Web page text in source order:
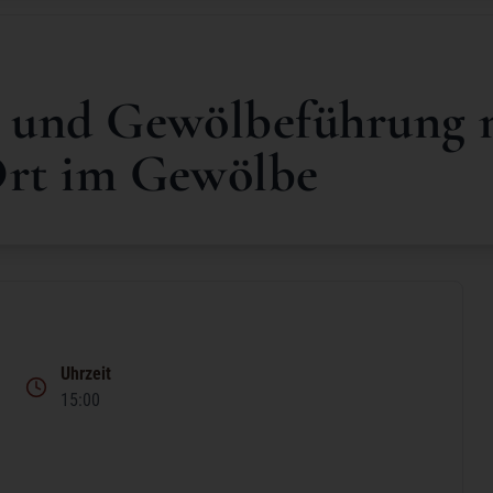
Gewölbeführung
im Gewölbe
Uhrzeit
15:00